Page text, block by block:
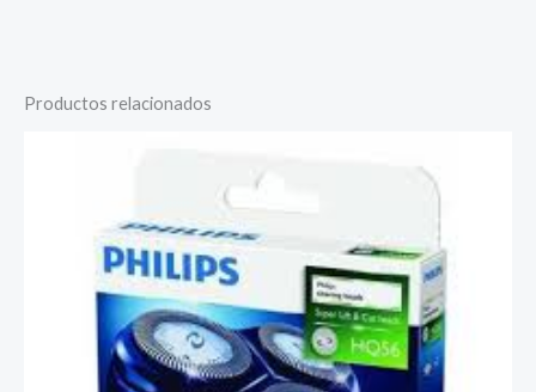
Productos relacionados